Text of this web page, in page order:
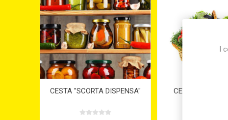
CESTA "SCORTA DISPENSA" CESTA "SCORTA
I